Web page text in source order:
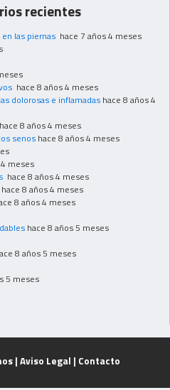
recientes
las piernas hace 7 años 4 meses
hace 8 años 4 meses
dolorosas e inflamadas hace 8 años 4
hace 8 años 4 meses
senos hace 8 años 4 meses
meses
hace 8 años 4 meses
hace 8 años 4 meses
8 años 4 meses
hace 8 años 5 meses
8 años 5 meses
5 meses
| Aviso Legal | Contacto